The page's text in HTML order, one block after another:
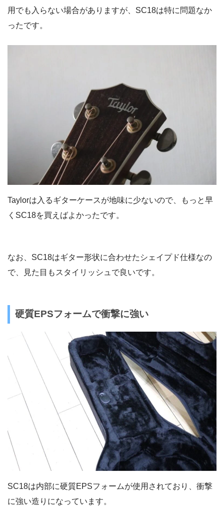
用でも入らない場合がありますが、SC18は特に問題なか
ったです。
Taylorは入るギターケースが地味に少ないので、もっと早
くSC18を買えばよかったです。
なお、SC18はギター形状に合わせたシェイプド仕様なの
で、見た目もスタイリッシュで良いです。
硬質EPSフォームで衝撃に強い
SC18は内部に硬質EPSフォームが使用されており、衝撃
に強い造りになっています。